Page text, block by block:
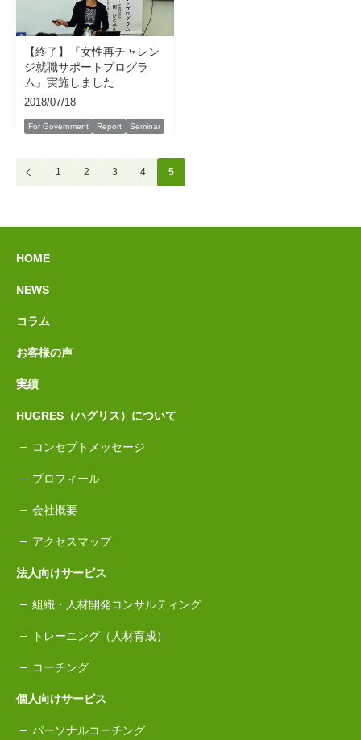
【終了】『女性再チャレン
ジ就職サポートプログラ
ム』実施しました
2018/07/18
For Government Report Seminar
1 2 3 4 5
HOME
NEWS
コラム
お客様の声
実績
HUGRES（ハグリス）について
コンセプトメッセージ
プロフィール
会社概要
アクセスマップ
法人向けサービス
組織・人材開発コンサルティング
トレーニング（人材育成）
コーチング
個人向けサービス
パーソナルコーチング